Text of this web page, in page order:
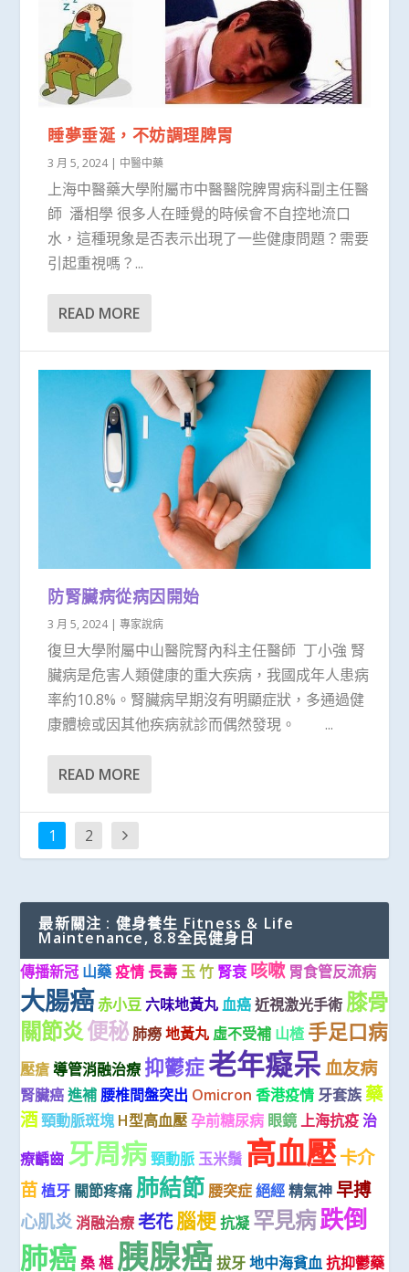
睡夢垂涎，不妨調理脾胃
3 月 5, 2024| 中醫中藥
上海中醫藥大學附屬市中醫醫院脾胃病科副主任醫
師 潘相學 很多人在睡覺的時候會不自控地流口
水，這種現象是否表示出現了一些健康問題？需要
引起重視嗎？...
READ MORE
防腎臟病從病因開始
3 月 5, 2024|專家說病
復旦大學附屬中山醫院腎內科主任醫師 丁小強 腎
臟病是危害人類健康的重大疾病，我國成年人患病
率約10.8%。腎臟病早期沒有明顯症狀，多通過健
康體檢或因其他疾病就診而偶然發現。 ...
READ MORE
1 2
最新關注 : 健身養生 Fitness & Life
Maintenance, 8.8全民健身日
傳播新冠 山藥 疫情 長壽 玉 竹 腎衰 咳嗽 胃食管反流病
大腸癌赤小豆 六味地黃丸 血癌 近視激光手術 膝骨
關節炎便秘肺癆 地黃丸 虛不受補 山楂 手足口病
壓瘡 導管消融治療 抑鬱症老年癡呆 血友病
腎臟癌 進補 腰椎間盤突出 Omicron 香港疫情 牙套族 藥
酒頸動脈斑塊 H型高血壓 孕前糖尿病 眼鏡 上海抗疫 治
療齲齒 牙周病 頸動脈 玉米鬚 高血壓卡介
苗 植牙 關節疼痛 肺結節 腰突症 絕經 精氣神 早搏
心肌炎 消融治療 老花腦梗 抗凝 罕見病跌倒
肺癌 桑 椹 胰腺癌 拔牙 地中海貧血 抗抑鬱藥